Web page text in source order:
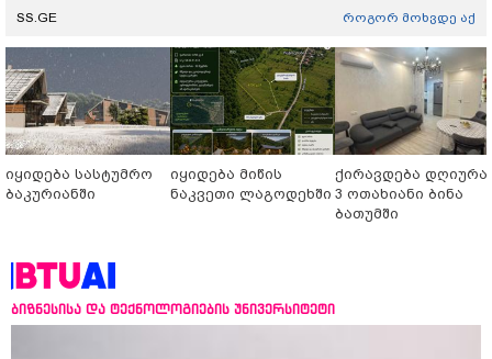
SS.GE როგორ მოხვდე აქ
იყიდება სასტუმრო
ბაკურიანში
იყიდება მიწის
ნაკვეთი ლაგოდეხში
ქირავდება
3 ოთახიანი ბინა
ბათუმში
ბიზნესისა და ტექნოლოგიების უნივერსიტეტი